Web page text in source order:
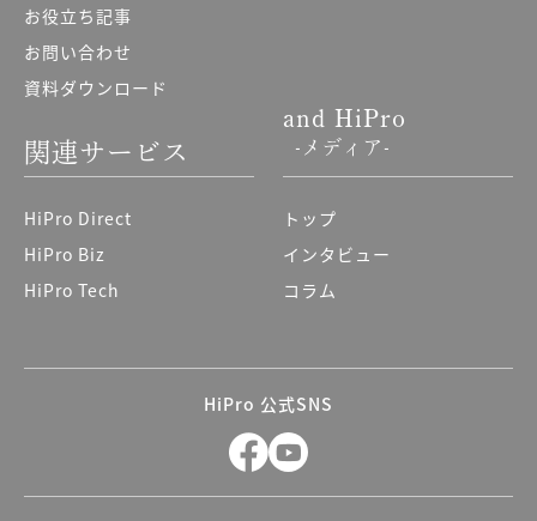
HiPro 公式SNS
お役立ち記事
お問い合わせ
資料ダウンロード
関連サービス
HiPro Direct
HiPro Biz
HiPro Tech
and HiPro
-メディア-
トップ
インタビュー
コラム